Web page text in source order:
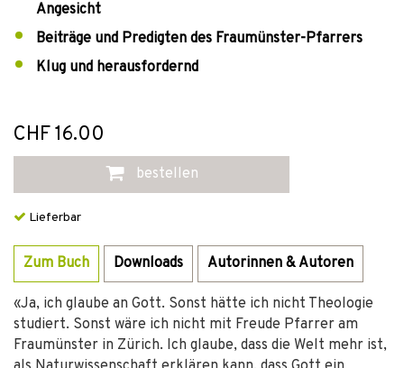
Angesicht
Beiträge und Predigten des Fraumünster-Pfarrers
Klug und herausfordernd
CHF 16.00
bestellen
Lieferbar
Zum Buch Downloads Autorinnen & Autoren
«Ja, ich glaube an Gott. Sonst hätte ich nicht Theologie
studiert. Sonst wäre ich nicht mit Freude Pfarrer am
Fraumünster in Zürich. Ich glaube, dass die Welt mehr ist,